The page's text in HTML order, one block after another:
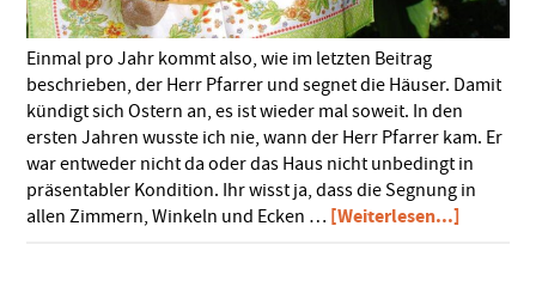
Einmal pro Jahr kommt also, wie im letzten Beitrag
beschrieben, der Herr Pfarrer und segnet die Häuser. Damit
kündigt sich Ostern an, es ist wieder mal soweit. In den
ersten Jahren wusste ich nie, wann der Herr Pfarrer kam. Er
war entweder nicht da oder das Haus nicht unbedingt in
präsentabler Kondition. Ihr wisst ja, dass die Segnung in
allen Zimmern, Winkeln und Ecken … [Weiterlesen...]